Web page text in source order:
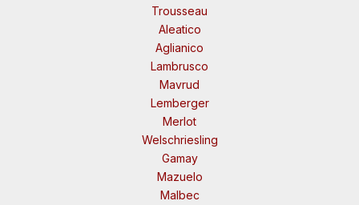
Trousseau
Aleatico
Aglianico
Lambrusco
Mavrud
Lemberger
Merlot
Welschriesling
Gamay
Mazuelo
Malbec